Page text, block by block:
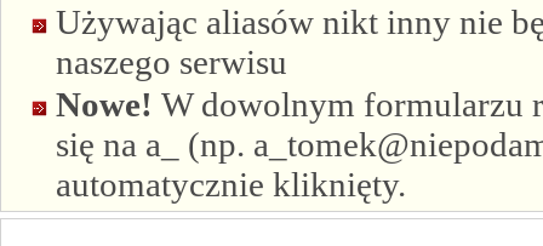
Używając aliasów nikt inny nie
naszego serwisu
Nowe! W dowolnym formularzu
się na a_ (np.
automatycznie kliknięty.